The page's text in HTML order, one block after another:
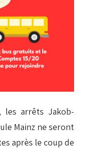
les arrêts Jakob-
Mainz ne seront
après le coup de